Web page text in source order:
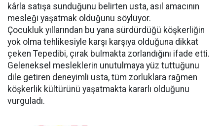
kârla satışa sunduğunu belirten usta, asıl amacının
mesleği yaşatmak olduğunu söylüyor.
Çocukluk yıllarından bu yana sürdürdüğü köşkerliğin
yok olma tehlikesiyle karşı karşıya olduğuna dikkat
çeken Tepedibi, çırak bulmakta zorlandığını ifade etti.
Geleneksel mesleklerin unutulmaya yüz tuttuğunu
dile getiren deneyimli usta, tüm zorluklara rağmen
köşkerlik kültürünü yaşatmakta kararlı olduğunu
vurguladı.